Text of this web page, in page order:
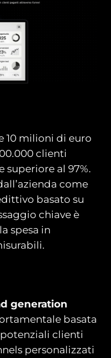
10 milioni di euro
clienti
superiore al 97%.
come
basato su
chiave è
spesa in
generation
basata
clienti
personalizzati